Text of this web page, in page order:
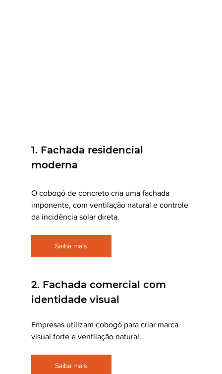
1. Fachada residencial
moderna
O cobogó de concreto cria uma fachada
imponente, com ventilação natural e controle
da incidência solar direta.
Saiba mais
2. Fachada comercial com
identidade visual
Empresas utilizam cobogó para criar marca
visual forte e ventilação natural.
Saiba mais